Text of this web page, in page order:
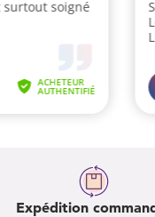
Expédition